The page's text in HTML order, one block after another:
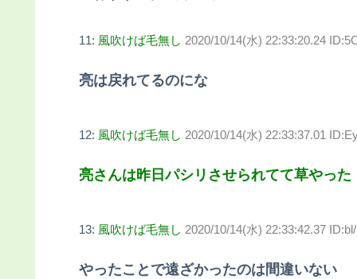
11: 風吹けば毛無し 2020/10/14(水) 22:33:20.24
亮は戻れてるのにな
12: 風吹けば毛無し 2020/10/14(水) 22:33:37.01
亮さんは昨日パシリさせられてて草やった
13: 風吹けば毛無し 2020/10/14(水) 22:33:42.37
やったことで遠ざかったのは間違いない